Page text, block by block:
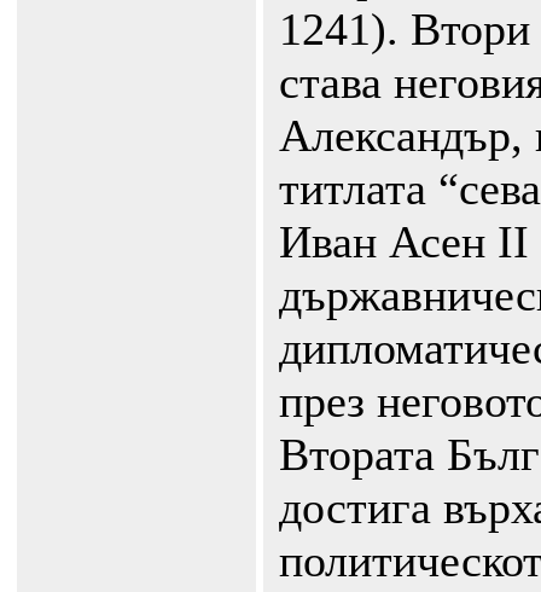
1241). Втори
става
Александър,
титлата
Иван Асен II
през
Втората
достига